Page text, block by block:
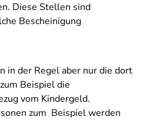
Diese Stellen sind
Bescheinigung
in der Regel aber nur die dort
Beispiel die
vom Kindergeld.
zum Beispiel werden